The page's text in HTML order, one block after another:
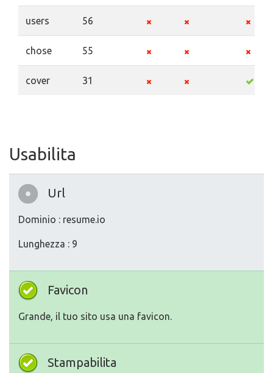
users 56
chose 55
cover 31
Usabilita
Url
Dominio : resume.io
Lunghezza : 9
Favicon
Grande, il tuo sito usa una favicon.
Stampabilita